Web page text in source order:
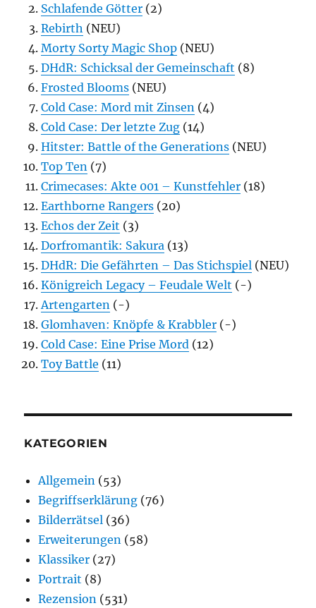
Schlafende Götter (2)
Rebirth (NEU)
Morty Sorty Magic Shop (NEU)
DHdR: Schicksal der Gemeinschaft (8)
Frosted Blooms (NEU)
Cold Case: Mord mit Zinsen (4)
Cold Case: Der letzte Zug (14)
Hitster: Battle of the Generations (NEU)
Top Ten (7)
Crimecases: Akte 001 – Kunstfehler (18)
Earthborne Rangers (20)
Echos der Zeit (3)
Dorfromantik: Sakura (13)
DHdR: Die Gefährten – Das Stichspiel (NEU)
Königreich Legacy – Feudale Welt (-)
Artengarten (-)
Glomhaven: Knöpfe & Krabbler (-)
Cold Case: Eine Prise Mord (12)
Toy Battle (11)
KATEGORIEN
Allgemein (53)
Begriffserklärung (76)
Bilderrätsel (36)
Erweiterungen (58)
Klassiker (27)
Portrait (8)
Rezension (531)